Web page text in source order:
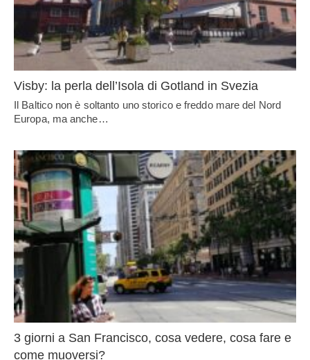
Visby: la perla dell’Isola di Gotland in Svezia
Il Baltico non è soltanto uno storico e freddo mare del Nord
Europa, ma anche…
3 giorni a San Francisco, cosa vedere, cosa fare e
come muoversi?